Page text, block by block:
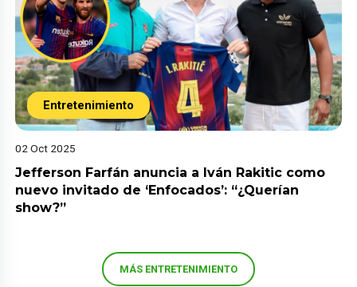
Entretenimiento
02 Oct 2025
Jefferson Farfán anuncia a Iván Rakitic como
nuevo invitado de ‘Enfocados’: “¿Querían
show?”
MÁS ENTRETENIMIENTO